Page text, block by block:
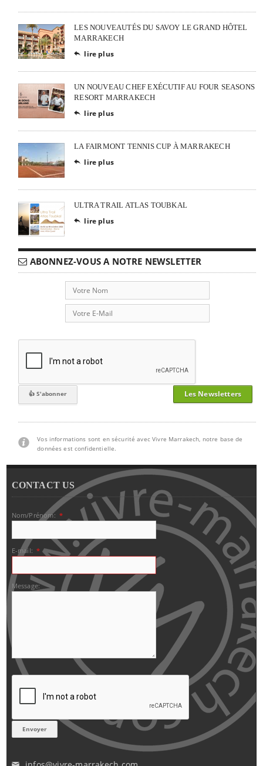
LES NOUVEAUTÉS DU SAVOY LE GRAND HÔTEL
MARRAKECH
 lire plus
UN NOUVEAU CHEF EXÉCUTIF AU FOUR SEASONS
RESORT MARRAKECH
 lire plus
LA FAIRMONT TENNIS CUP À MARRAKECH
 lire plus
ULTRA TRAIL ATLAS TOUBKAL
 lire plus
ABONNEZ-VOUS A NOTRE NEWSLETTER
Les Newsletters
Vos informations sont en sécurité avec Vivre Marrakech, notre base de
données est confidentielle.
CONTACT US
Nom/Prénom: *
E-mail: *
Message:
✉